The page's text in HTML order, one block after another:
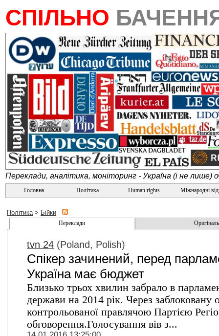
СПІЛЬНО
Переклади, аналітика, моніторинг - Україна (і не лише)
Головна Політика Human rights Міжнародні
Політика> Бійки
Переклади
tvn 24 (Poland, Polish)
Спікер зачинений, перед
Україна має бюджет
Близько трьох хвилин забрало в
держави на 2014 рік. Через
контрольованої правлячою Партією
обговорення.Голосування вів з...